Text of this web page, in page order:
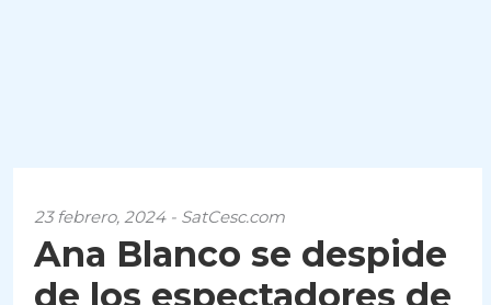
23 febrero, 2024 - SatCesc.com
Ana Blanco se despide
de los espectadores de